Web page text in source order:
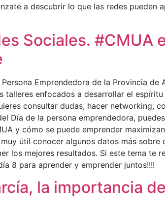
a descubrir lo que las redes pueden
Sociales. #CMUA
Emprendedora de la Provincia
enfocados a desarrollar el
consultar dudas, hacer networking,
Día de la persona emprendedora,
y cómo se puede emprender
útil conocer algunos datos más
los mejores resultados. Si este tema te
8 para aprender y emprender juntos!!!!
la importancia